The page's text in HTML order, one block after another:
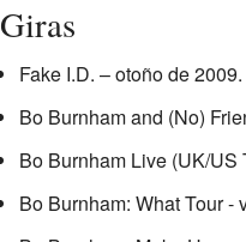
Giras
Fake I.D. – otoño de 2009.
Bo Burnham and (No)
Bo Burnham Live (UK/
Bo Burnham: What Tour -